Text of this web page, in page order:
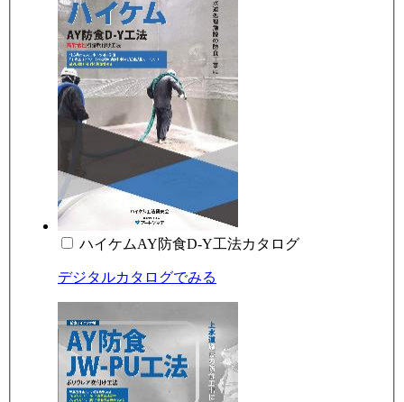
ハイケムAY防食D-Y工法カタログ
デジタルカタログでみる